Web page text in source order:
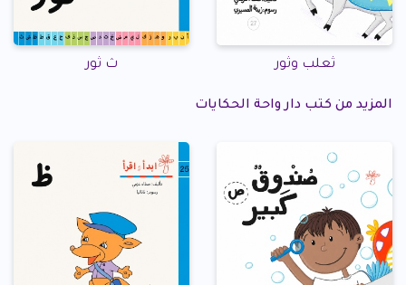
ثعلب وثور ث ثور
المزيد من كتب دار واحة الحكايات